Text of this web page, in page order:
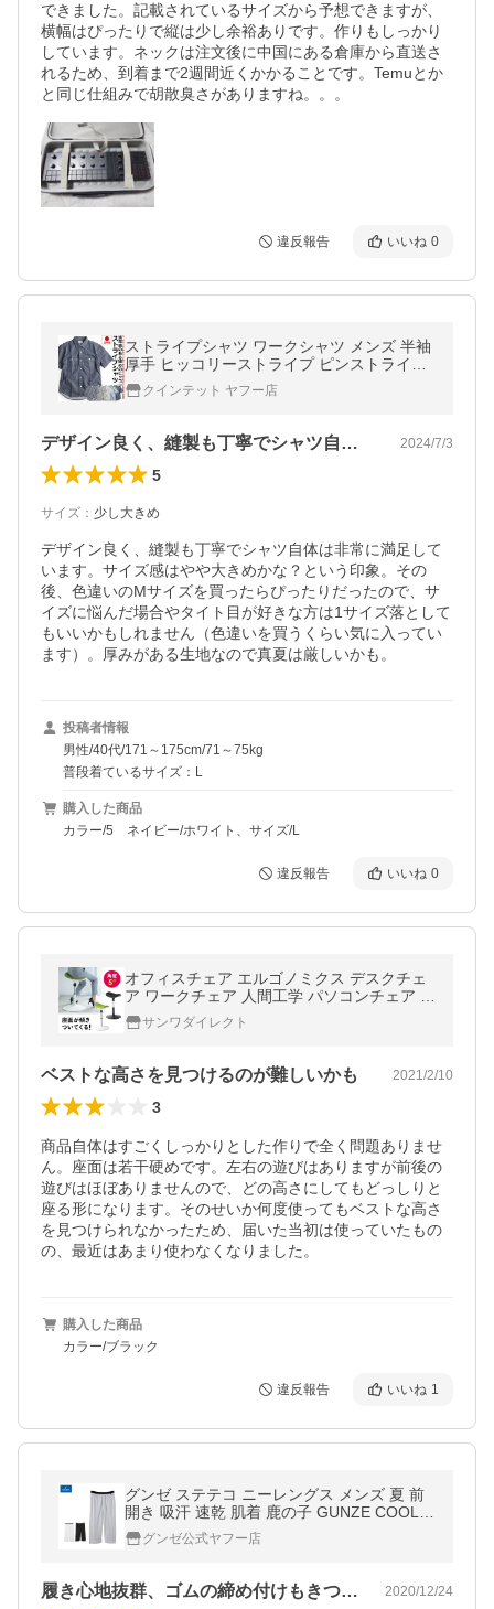
できました。記載されているサイズから予想できますが、
横幅はぴったりで縦は少し余裕ありです。作りもしっかり
しています。ネックは注文後に中国にある倉庫から直送さ
れるため、到着まで2週間近くかかることです。Temuとか
と同じ仕組みで胡散臭さがありますね。。。
違反報告 いいね 0
ストライプシャツ ワークシャツ メンズ 半袖
厚手 ヒッコリーストライプ ピンストライプ
日本製 国産 MADE IN JAPAN macbatros マ
クバトロス 爆買 父の日
クインテット ヤフー店
デザイン良く、縫製も丁寧でシャツ自体は… 2024/7/3
5
サイズ ： 少し大きめ
デザイン良く、縫製も丁寧でシャツ自体は非常に満足して
います。サイズ感はやや大きめかな？という印象。その
後、色違いのMサイズを買ったらぴったりだったので、サ
イズに悩んだ場合やタイト目が好きな方は1サイズ落として
もいいかもしれません（色違いを買うくらい気に入ってい
ます）。厚みがある生地なので真夏は厳しいかも。
投稿者情報
男性/40代/171～175cm/71～75kg
普段着ているサイズ：L
購入した商品
カラー/5 ネイビー/ホワイト、サイズ/L
違反報告 いいね 0
オフィスチェア エルゴノミクス デスクチェ
ア ワークチェア 人間工学 パソコンチェア 椅
子 イス おしゃれ レジ業務 150-SNCERG9
サンワダイレクト
ベストな高さを見つけるのが難しいかも 2021/2/10
3
商品自体はすごくしっかりとした作りで全く問題ありませ
ん。座面は若干硬めです。左右の遊びはありますが前後の
遊びはほぼありませんので、どの高さにしてもどっしりと
座る形になります。そのせいか何度使ってもベストな高さ
を見つけられなかったため、届いた当初は使っていたもの
の、最近はあまり使わなくなりました。
購入した商品
カラー/ブラック
違反報告 いいね 1
グンゼ ステテコ ニーレングス メンズ 夏 前
開き 吸汗 速乾 肌着 鹿の子 GUNZE COOLM
AGIC クールマジック MC2507 M-LL
グンゼ公式ヤフー店
履き心地抜群、ゴムの締め付けもきつくな… 2020/12/24